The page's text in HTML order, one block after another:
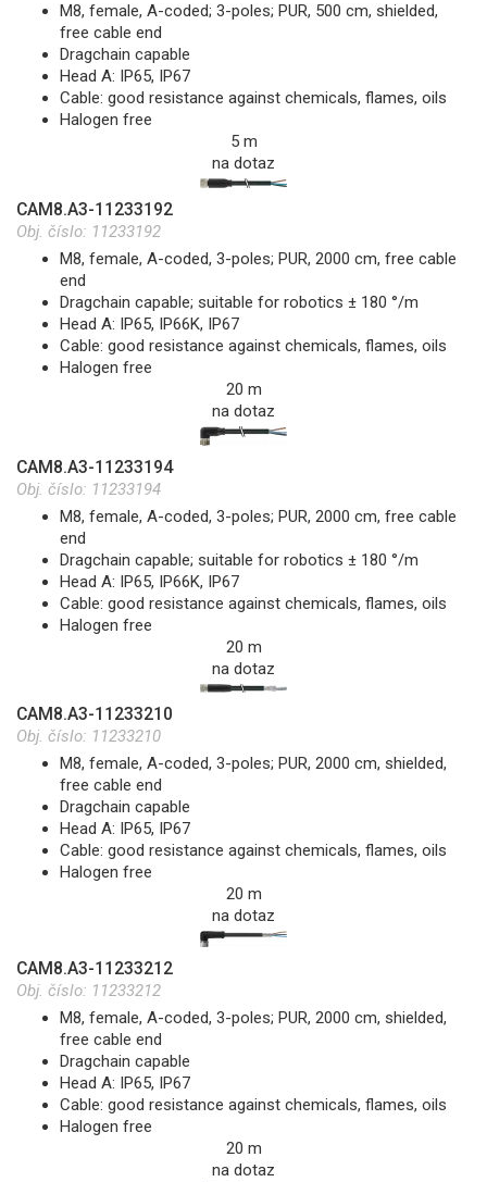
M8, female, A-coded; 3-poles; PUR, 500 cm, shielded,
free cable end
Dragchain capable
Head A: IP65, IP67
Cable: good resistance against chemicals, flames, oils
Halogen free
5 m
na dotaz
CAM8.A3-11233192
Obj. číslo: 11233192
M8, female, A-coded, 3-poles; PUR, 2000 cm, free cable
end
Dragchain capable; suitable for robotics ± 180 °/m
Head A: IP65, IP66K, IP67
Cable: good resistance against chemicals, flames, oils
Halogen free
20 m
na dotaz
CAM8.A3-11233194
Obj. číslo: 11233194
M8, female, A-coded, 3-poles; PUR, 2000 cm, free cable
end
Dragchain capable; suitable for robotics ± 180 °/m
Head A: IP65, IP66K, IP67
Cable: good resistance against chemicals, flames, oils
Halogen free
20 m
na dotaz
CAM8.A3-11233210
Obj. číslo: 11233210
M8, female, A-coded, 3-poles; PUR, 2000 cm, shielded,
free cable end
Dragchain capable
Head A: IP65, IP67
Cable: good resistance against chemicals, flames, oils
Halogen free
20 m
na dotaz
CAM8.A3-11233212
Obj. číslo: 11233212
M8, female, A-coded, 3-poles; PUR, 2000 cm, shielded,
free cable end
Dragchain capable
Head A: IP65, IP67
Cable: good resistance against chemicals, flames, oils
Halogen free
20 m
na dotaz